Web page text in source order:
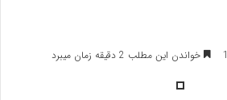
خواندن این مطلب 2 دقیقه زمان میبرد